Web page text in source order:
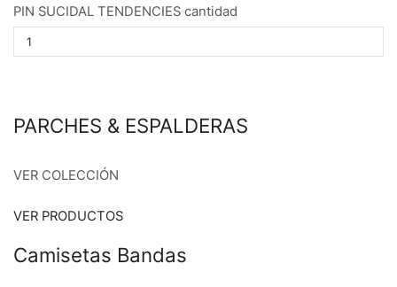
PIN SUCIDAL TENDENCIES cantidad
PARCHES & ESPALDERAS
VER COLECCIÓN
VER PRODUCTOS
Camisetas Bandas